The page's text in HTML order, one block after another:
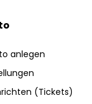
anlegen
(Tickets)